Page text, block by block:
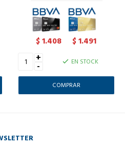
$1.408 $1.491
+
- EN STOCK